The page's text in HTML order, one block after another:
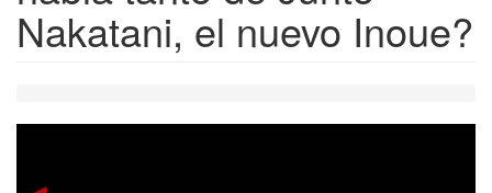
Nakatani, el nuevo Inoue?